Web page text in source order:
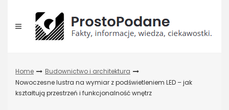
content
Home
Budownictwo i architektura
Nowoczesne lustra na wymiar z podświetleniem LED – jak
kształtują przestrzeń i funkcjonalność wnętrz